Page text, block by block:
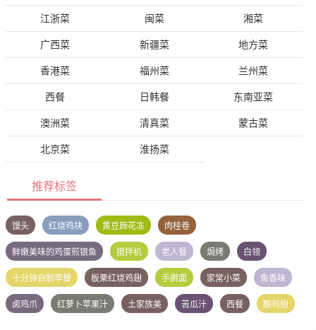
江浙菜 闽菜 湘菜
广西菜 新疆菜 地方菜
香港菜 福州菜 兰州菜
西餐 日韩餐 东南亚菜
澳洲菜 清真菜 蒙古菜
北京菜 淮扬菜
推荐标签
馒头 红烧鸡块 黄豆蹄花冻 肉桂卷
鲜嫩美味的鸡蛋煎银鱼 搅拌机 老人餐 焗烤 白领
十分钟自制早餐 板栗红烧鸡翅 手擀面 家常小菜 鱼香味
卤鸡爪 红萝卜苹果汁 土家族美 苦瓜汁 西餐 酿鸡翅